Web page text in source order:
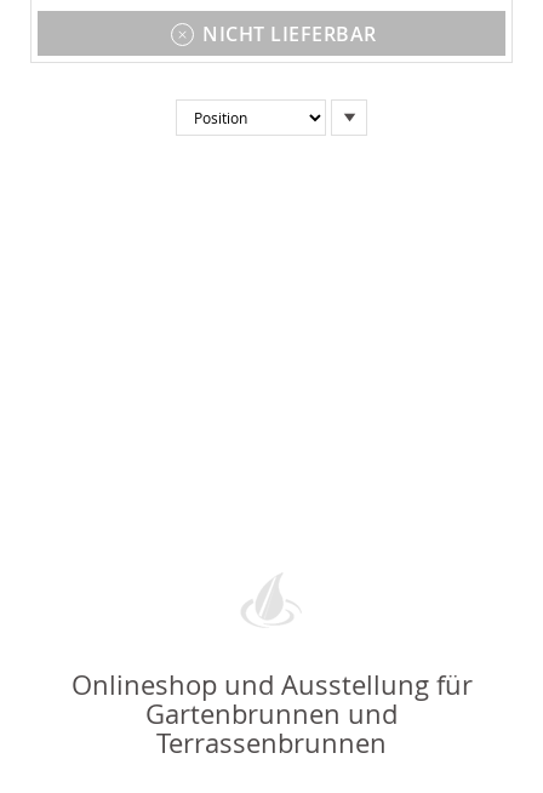
NICHT LIEFERBAR
absteigender
Onlineshop und Ausstellung für
Gartenbrunnen und
Terrassenbrunnen